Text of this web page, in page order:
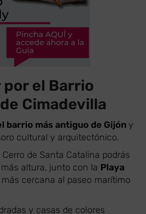
por el Barrio
Cimadevilla
barrio más antiguo de Gijón y
cultural y arquitectónico.
de Santa Catalina podrás
altura, junto con la Playa
más cercana al paseo marítimo
y casas de colores